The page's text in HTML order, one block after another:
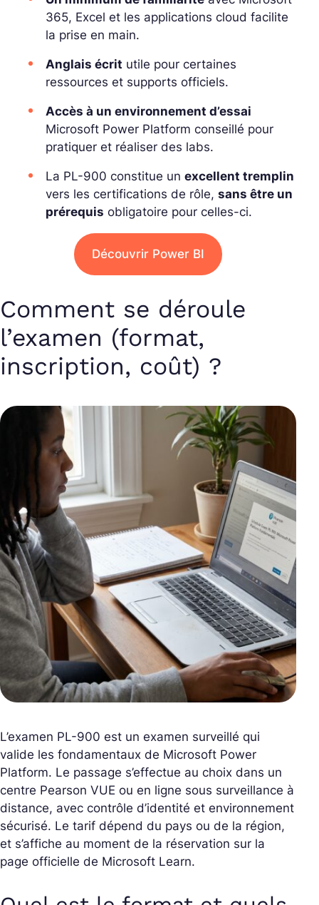
365, Excel et les applications cloud facilite
la prise en main.
Anglais écrit utile pour certaines
ressources et supports officiels.
Accès à un environnement d’essai
Microsoft Power Platform conseillé pour
pratiquer et réaliser des labs.
La PL-900 constitue un excellent tremplin
vers les certifications de rôle, sans être un
prérequis obligatoire pour celles-ci.
Découvrir Power BI
Comment se déroule
l’examen (format,
inscription, coût) ?
L’examen PL-900 est un examen surveillé qui
valide les fondamentaux de Microsoft Power
Platform. Le passage s’effectue au choix dans un
centre Pearson VUE ou en ligne sous surveillance à
distance, avec contrôle d’identité et environnement
sécurisé. Le tarif dépend du pays ou de la région,
et s’affiche au moment de la réservation sur la
page officielle de Microsoft Learn.